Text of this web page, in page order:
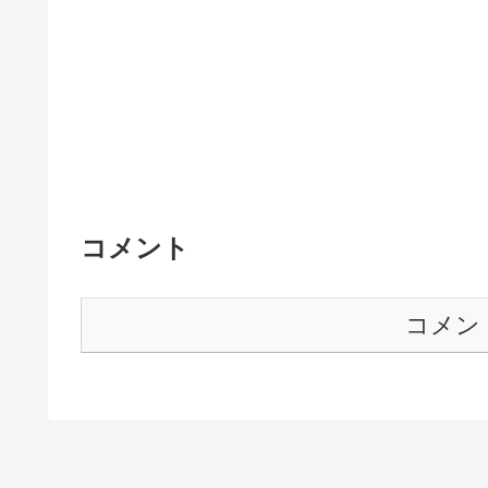
コメント
コメン